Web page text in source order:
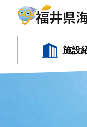
施設